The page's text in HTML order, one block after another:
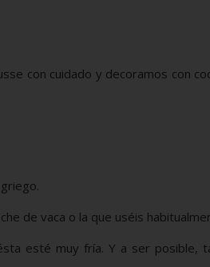
con cuidado y decoramos con
de vaca o la que uséis
esté muy fría. Y a ser posible,